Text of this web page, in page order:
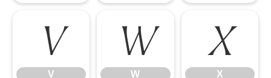
V
V
W
W
X
X